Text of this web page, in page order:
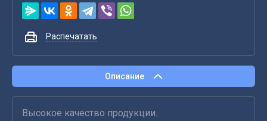
Распечатать
Описание
Высокое качество продукции.